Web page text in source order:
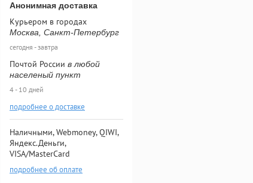
Анонимная доставка
Курьером в городах
Москва, Санкт-Петербург
сегодня - завтра
Почтой России в любой
населеный пункт
4 - 10 дней
подробнее о доставке
Наличными, Webmoney, QIWI,
Яндекс.Деньги,
VISA/MasterCard
подробнее об оплате